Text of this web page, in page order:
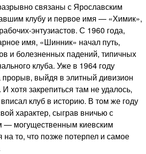
связаны с Ярославским
клубу и первое имя — «Химик»,
энтузиастов. С 1960 года,
имя, «Шинник» начал путь,
и болезненных падений, типичных
клуба. Уже в 1964 году
выйдя в элитный дивизион
хотя закрепиться там не удалось,
вписал клуб в историю. В том же году
характер, сыграв вничью с
— могущественным киевским
то, что позже потерпел и самое